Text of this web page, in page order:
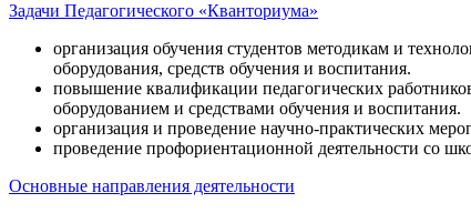
Задачи Педагогического «Кванториума»
организация обучения студентов методикам и
оборудования, средств обучения и воспитания.
повышение квалификации педагогических
оборудованием и средствами обучения и воспитания.
организация и проведение научно-практических
проведение профориентационной деятельности со
Основные направления деятельности